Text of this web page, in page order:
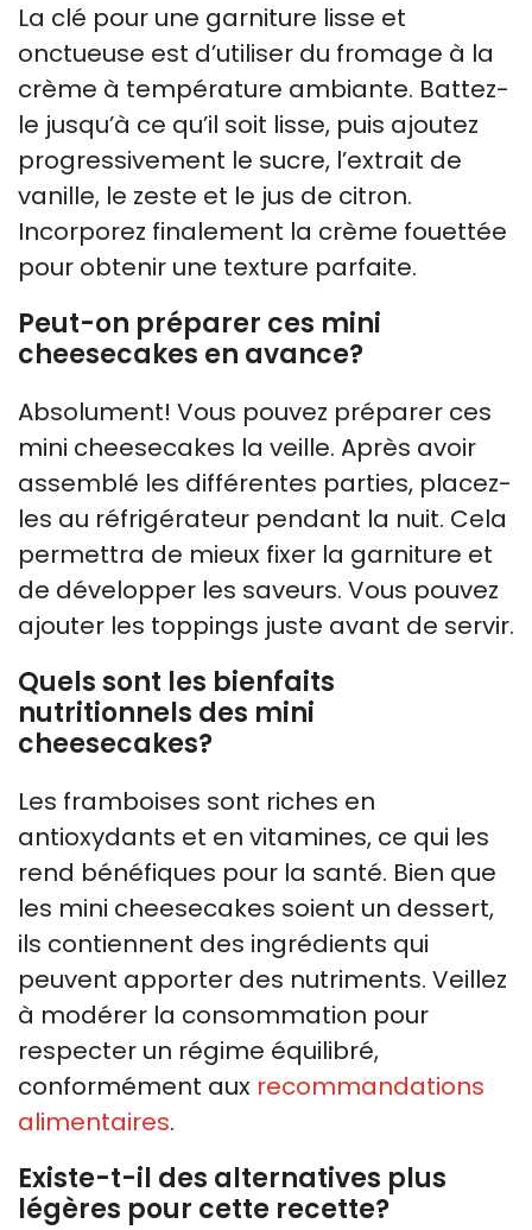
La clé pour une garniture lisse et
onctueuse est d’utiliser du fromage à la
crème à température ambiante. Battez-
le jusqu’à ce qu’il soit lisse, puis ajoutez
progressivement le sucre, l’extrait de
vanille, le zeste et le jus de citron.
Incorporez finalement la crème fouettée
pour obtenir une texture parfaite.
Peut-on préparer ces mini
cheesecakes en avance?
Absolument! Vous pouvez préparer ces
mini cheesecakes la veille. Après avoir
assemblé les différentes parties, placez-
les au réfrigérateur pendant la nuit. Cela
permettra de mieux fixer la garniture et
de développer les saveurs. Vous pouvez
ajouter les toppings juste avant de servir.
Quels sont les bienfaits
nutritionnels des mini
cheesecakes?
Les framboises sont riches en
antioxydants et en vitamines, ce qui les
rend bénéfiques pour la santé. Bien que
les mini cheesecakes soient un dessert,
ils contiennent des ingrédients qui
peuvent apporter des nutriments. Veillez
à modérer la consommation pour
respecter un régime équilibré,
conformément aux recommandations
alimentaires.
Existe-t-il des alternatives plus
légères pour cette recette?